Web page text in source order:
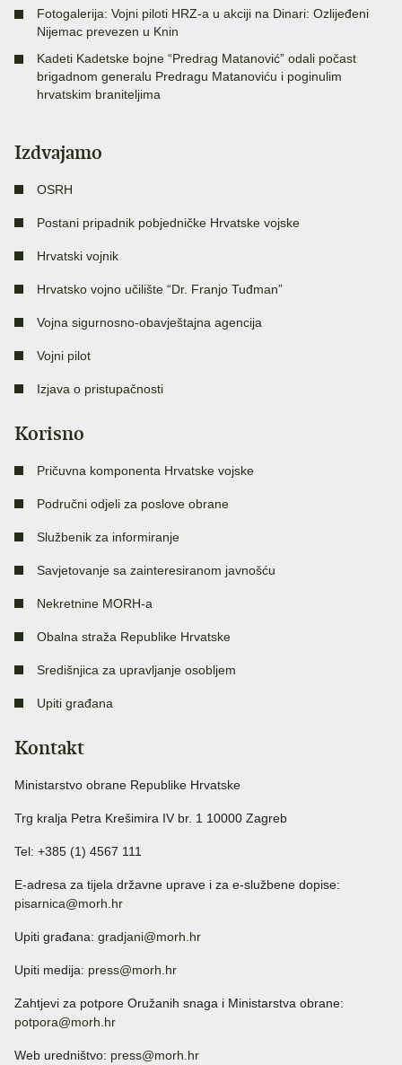
Fotogalerija: Vojni piloti HRZ-a u akciji na Dinari: Ozlijeđeni
Nijemac prevezen u Knin
Kadeti Kadetske bojne “Predrag Matanović” odali počast
brigadnom generalu Predragu Matanoviću i poginulim
hrvatskim braniteljima
Izdvajamo
OSRH
Postani pripadnik pobjedničke Hrvatske vojske
Hrvatski vojnik
Hrvatsko vojno učilište “Dr. Franjo Tuđman”
Vojna sigurnosno-obavještajna agencija
Vojni pilot
Izjava o pristupačnosti
Korisno
Pričuvna komponenta Hrvatske vojske
Područni odjeli za poslove obrane
Službenik za informiranje
Savjetovanje sa zainteresiranom javnošću
Nekretnine MORH-a
Obalna straža Republike Hrvatske
Središnjica za upravljanje osobljem
Upiti građana
Kontakt
Ministarstvo obrane Republike Hrvatske
Trg kralja Petra Krešimira IV br. 1 10000 Zagreb
Tel: +385 (1) 4567 111
E-adresa za tijela državne uprave i za e-službene dopise:
pisarnica@morh.hr
Upiti građana: gradjani@morh.hr
Upiti medija: press@morh.hr
Zahtjevi za potpore Oružanih snaga i Ministarstva obrane:
potpora@morh.hr
Web uredništvo: press@morh.hr